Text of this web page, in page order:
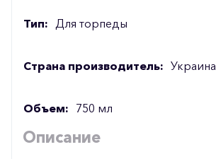
Тип: Для торпеды
Страна производитель: Украина
Объем: 750 мл
Описание